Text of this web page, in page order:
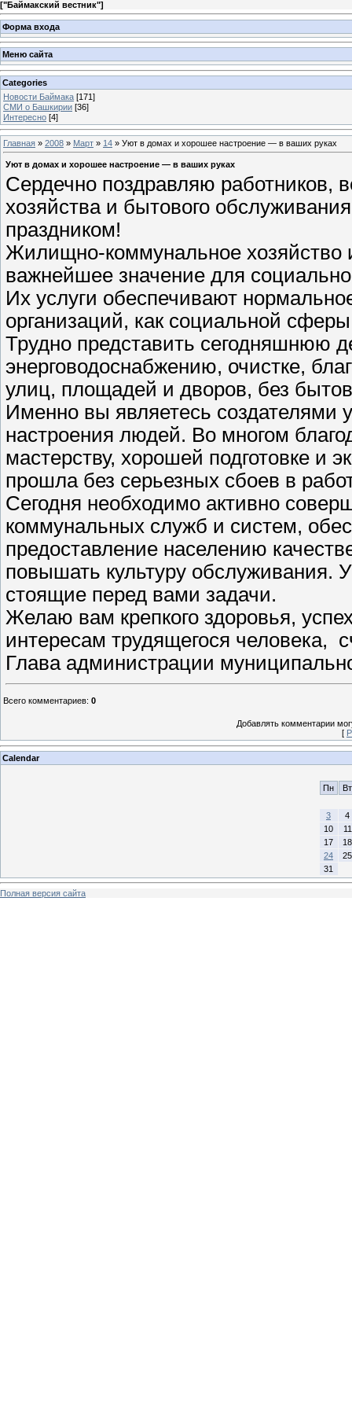
["Баймакский вестник"]
Форма входа
Меню сайта
Categories
Новости Баймака [171]
СМИ о Башкирии [36]
Интересно [4]
Главная » 2008 » Март » 14 » Уют в домах и хорошее настроение — в ваших руках
Уют в домах и хорошее настроение — в ваших руках
Сердечно поздравляю работников,
хозяйства и бытового
праздником!
Жилищно-коммунальное
важнейшее значение для
Их услуги обеспечивают
организаций, как социальной
Трудно представить сегодняшнюю
энерговодоснабжению, очистке,
улиц, площадей и дворов, без
Именно вы являетесь создателями
настроения людей. Во многом
мастерству, хорошей подготовке и
прошла без серьезных сбоев в
Сегодня необходимо активно
коммунальных служб и систем,
предоставление населению
повышать культуру обслуживания.
стоящие перед вами задачи.
Желаю вам крепкого здоровья,
интересам трудящегося человека,
Глава администрации
Всего комментариев: 0
Добавлять комментарии
[
Calendar
Пн Вт
3
4
10
11
17
18
24
25
31
Полная версия сайта